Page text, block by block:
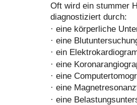
Oft wird ein stummer
diagnostiziert durch:
· eine körperliche
· eine
· ein
· eine
· eine
· eine
· eine